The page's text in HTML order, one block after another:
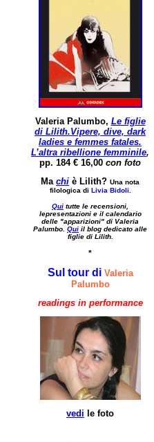
Valeria Palumbo, Le figlie
di Lilith.Vipere, dive, dark
ladies e femmes fatales.
L’altra ribellione femminile,
pp. 184 € 16,00 con foto
Ma chi è Lilith? Una nota
filologica di Livia Bidoli
Qui tutte le recensioni,
lepresentazioni e il calendario
delle "apparizioni" di Valeria
Palumbo. Qui il blog dedicato alle
figlie di Lilith.
*
Sul tour di Valeria
Palumbo
readings in performance
vedi le foto